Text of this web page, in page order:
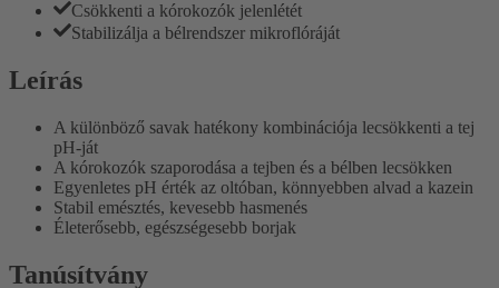
Csökkenti a kórokozók jelenlétét
Stabilizálja a bélrendszer mikroflóráját
Leírás
A különböző savak hatékony kombinációja lecsökkenti a tej
pH-ját
A kórokozók szaporodása a tejben és a bélben lecsökken
Egyenletes pH érték az oltóban, könnyebben alvad a kazein
Stabil emésztés, kevesebb hasmenés
Életerősebb, egészségesebb borjak
Tanúsítvány